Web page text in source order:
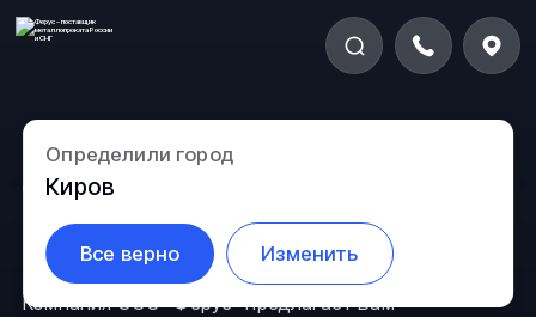
Определили город
Киров
Все верно Изменить
Лист капролоновый в
Кирове
Компания ООО “Ферус” предлагает Вам